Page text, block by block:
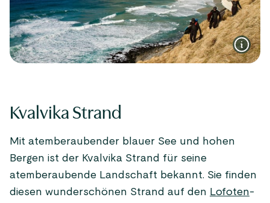
Kvalvika Strand
Mit atemberaubender blauer See und hohen
Bergen ist der Kvalvika Strand für seine
atemberaubende Landschaft bekannt. Sie finden
diesen wunderschönen Strand auf den Lofoten-